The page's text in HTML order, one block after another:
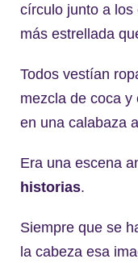
círculo junto a los
más estrellada
Todos vestían
mezcla de coca y
en una calabaza
Era una escena
historias.
Siempre que se
la cabeza esa